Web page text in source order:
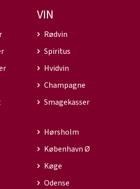
VIN
Rødvin
Spiritus
Hvidvin
Champagne
Smagekasser
Hørsholm
København Ø
Køge
Odense